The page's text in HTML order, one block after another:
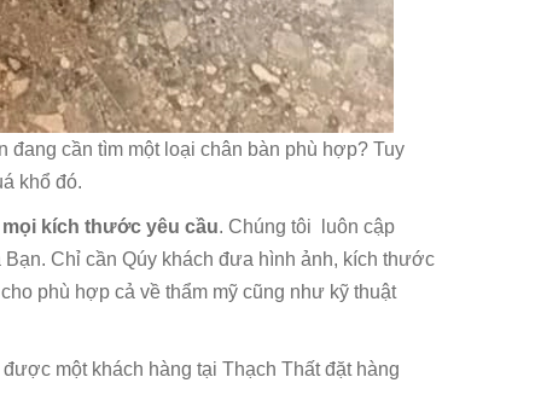
cần tìm một loại chân bàn phù hợp? Tuy
khổ đó.
kích thước yêu cầu. Chúng tôi luôn cập
Chỉ cần Qúy khách đưa hình ảnh, kích thước
phù hợp cả về thẩm mỹ cũng như kỹ thuật
được một khách hàng tại Thạch Thất đặt hàng